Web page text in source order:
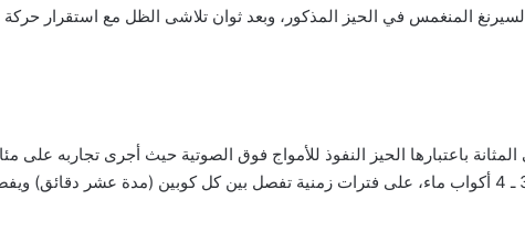
المنغمس في الحيز المذكور، وبعد ثوان تلاشى الظل مع استقرار حركة
باعتبارها الحيز النفوذ للأمواج فوق الصوتية حيث أجرى تجاربه على
الأشخاص. فكان يحضر المريض بإعطائه 3 ـ 4 أكواب ماء، على فترات زمنية تفصل بين كل كوبين (مدة عشر دقائق)